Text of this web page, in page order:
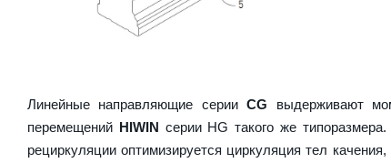
Линейные направляющие серииCG выдерживают
перемещений HIWIN серии HG такого же
рециркуляции оптимизируется циркуляция тел